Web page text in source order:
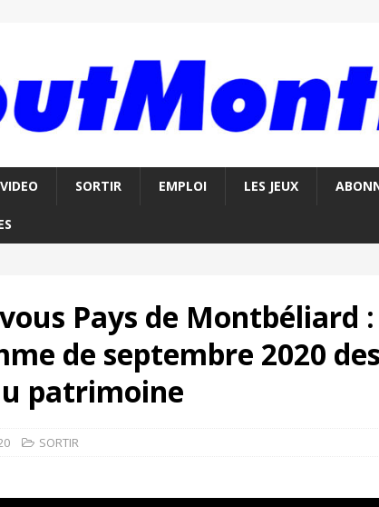
VIDEO SORTIR EMPLOI LES JEUX
Pays de Montbéliard
de septembre 2020 des
patrimoine
SORTIR